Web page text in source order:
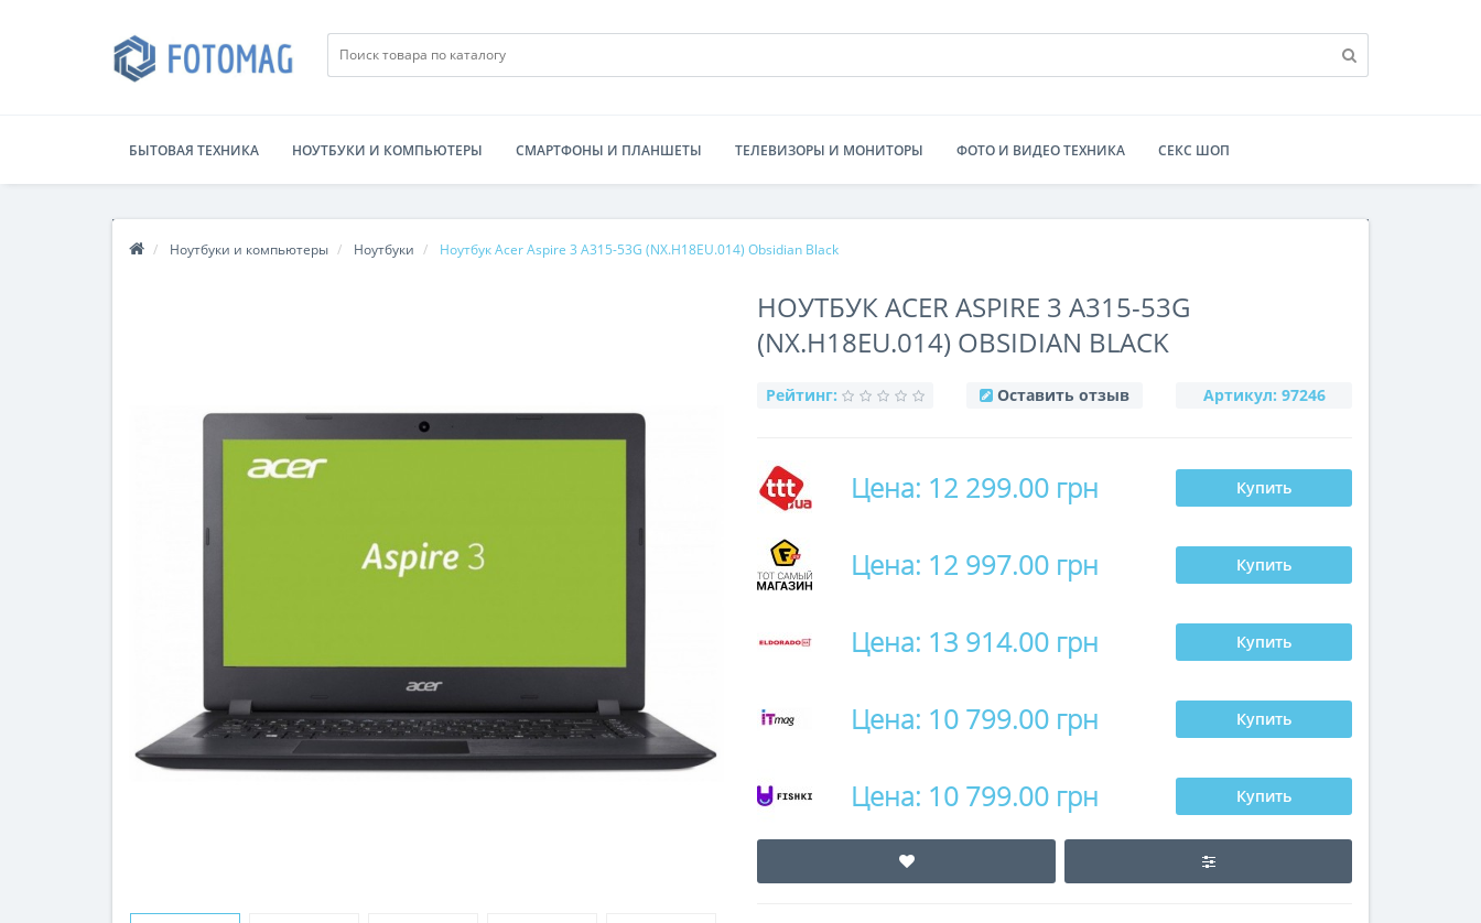
БЫТОВАЯ ТЕХНИКА НОУТБУКИ И КОМПЬЮТЕРЫ СМАРТФОНЫ И ПЛАНШЕТЫ ТЕЛЕВИЗОРЫ И МОНИТОРЫ ФОТО И ВИДЕО ТЕХНИКА СЕКС ШОП
Ноутбуки и компьютеры Ноутбуки Ноутбук Acer Aspire 3 A315-53G (NX.H18EU.014) Obsidian Black
НОУТБУК ACER ASPIRE 3 A315-53G
(NX.H18EU.014) OBSIDIAN BLACK
Рейтинг: Оставить отзыв Артикул: 97246
Цена: 12 299.00 грн Купить
Цена: 12 997.00 грн Купить
Цена: 13 914.00 грн Купить
Цена: 10 799.00 грн Купить
Цена: 10 799.00 грн Купить